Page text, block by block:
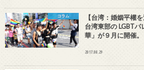
コラム
【台湾：婚姻平權
台湾東部の LGBT
華」が９月に開催。
2017.08.29